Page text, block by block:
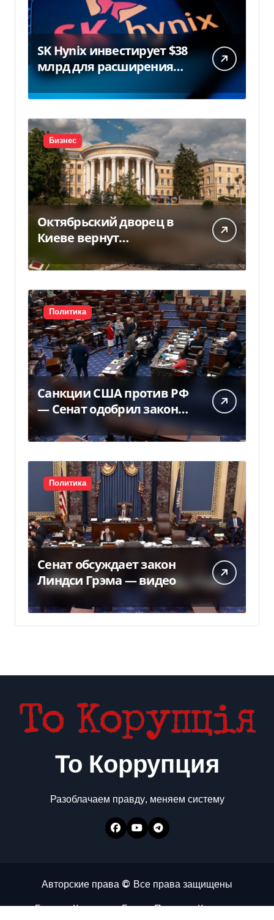
SK Hynix инвестирует $38
млрд для расширения
заводов в Южной Корее
Бизнес
Октябрьский дворец в
Киеве вернут
государству — решение
суда — Delo.ua
Политика
Санкции США против РФ
— Сенат одобрил закон
Грема — Фокус
Политика
Сенат обсуждает закон
Линдси Грэма — видео
То Коррупция
Разоблачаем правду, меняем систему
Авторские права © Все права защищены
ГлавнаяКоррупцияБизнесПолитикаКонтакты